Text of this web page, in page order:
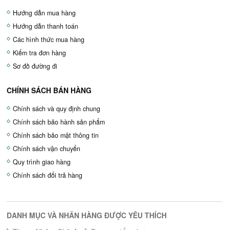
Hướng dẫn mua hàng
Hướng dẫn thanh toán
Các hình thức mua hàng
Kiểm tra đơn hàng
Sơ đồ đường đi
CHÍNH SÁCH BÁN HÀNG
Chính sách và quy định chung
Chính sách bảo hành sản phẩm
Chính sách bảo mật thông tin
Chính sách vận chuyển
Quy trình giao hàng
Chính sách đổi trả hàng
DANH MỤC VÀ NHÃN HÀNG ĐƯỢC YÊU THÍCH